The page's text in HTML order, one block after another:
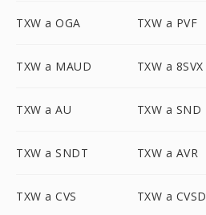
TXW a OGA TXW a PVF
TXW a MAUD TXW a 8SVX
TXW a AU TXW a SND
TXW a SNDT TXW a AVR
TXW a CVS TXW a CVSD